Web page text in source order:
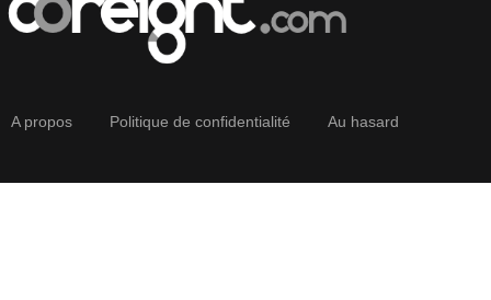
A propos Politique de confidentialité Au hasard